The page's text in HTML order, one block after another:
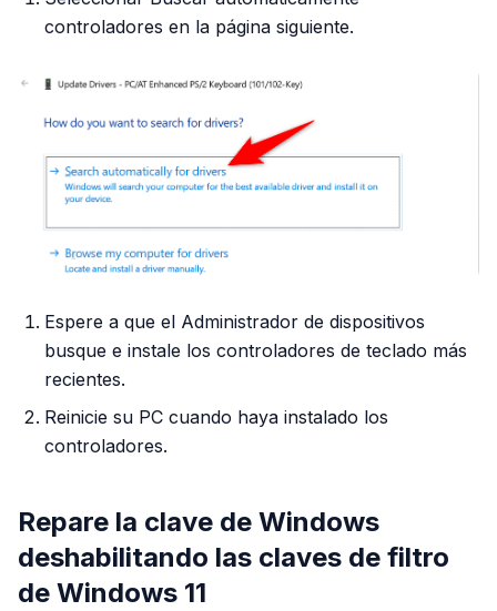
controladores en la página siguiente.
Espere a que el Administrador de dispositivos
busque e instale los controladores de teclado más
recientes.
Reinicie su PC cuando haya instalado los
controladores.
Repare la clave de Windows
deshabilitando las claves de filtro
de Windows 11